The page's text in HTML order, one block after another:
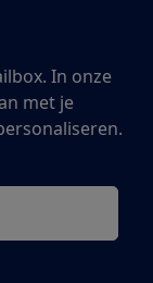
In onze
met je